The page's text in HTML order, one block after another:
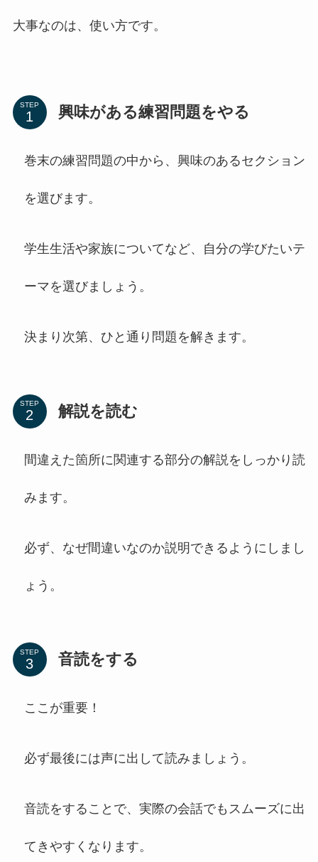
大事なのは、使い方です。
STEP 興味がある練習問題をやる
巻末の練習問題の中から、興味のあるセクション
を選びます。
学生生活や家族についてなど、自分の学びたいテ
ーマを選びましょう。
決まり次第、ひと通り問題を解きます。
STEP 解説を読む
間違えた箇所に関連する部分の解説をしっかり読
みます。
必ず、なぜ間違いなのか説明できるようにしまし
ょう。
STEP 音読をする
ここが重要！
必ず最後には声に出して読みましょう。
音読をすることで、実際の会話でもスムーズに出
てきやすくなります。